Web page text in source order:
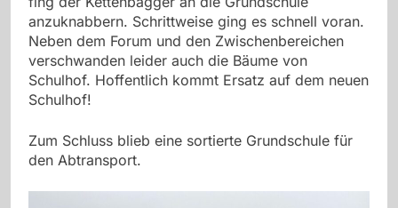
anzuknabbern. Schrittweise ging es schnell voran.
Neben dem Forum und den Zwischenbereichen
verschwanden leider auch die Bäume von
Schulhof. Hoffentlich kommt Ersatz auf dem neuen
Schulhof!
Zum Schluss blieb eine sortierte Grundschule für
den Abtransport.